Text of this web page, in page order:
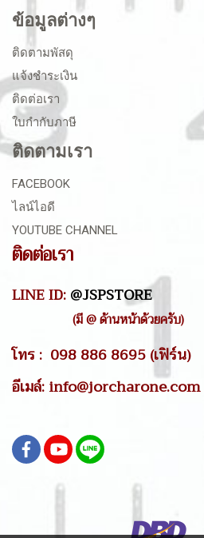
ข้อมูลต่างๆ
ติดตามพัสดุ
แจ้งชำระเงิน
ติดต่อเรา
ใบกำกับภาษี
ติดตามเรา
FACEBOOK
ไลน์ไอดี
YOUTUBE CHANNEL
ติดต่อเรา
LINE ID:@JSPSTORE
(มี @ ด้านหน้าด้วยครับ)
โทร : 098 886 8695 (เฟิร์น)
อีเมล์: info@jorcharone.com